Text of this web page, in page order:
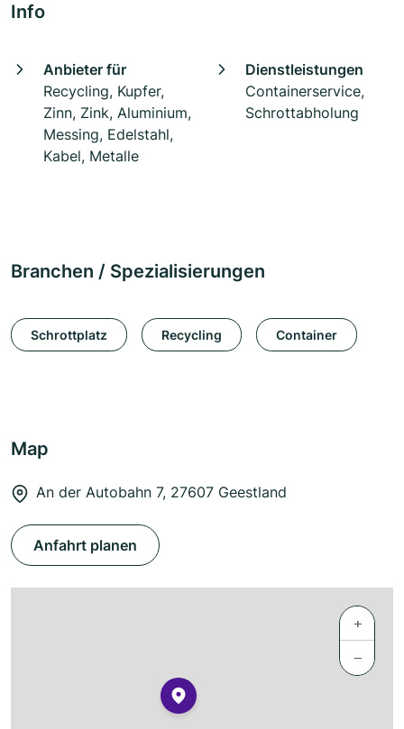
Info
Anbieter für
Recycling, Kupfer,
Zinn, Zink, Aluminium,
Messing, Edelstahl,
Kabel, Metalle
Dienstleistungen
Containerservice,
Schrottabholung
Branchen / Spezialisierungen
Schrottplatz Recycling Container
Map
An der Autobahn 7, 27607 Geestland
Anfahrt planen
+
−